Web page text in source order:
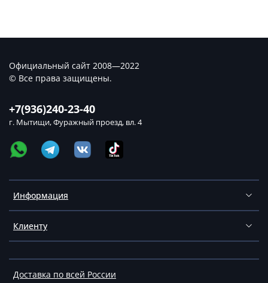
Информация
Клиенту
Доставка по всей России
+7(936)240-23-40
г. Мытищи, Фуражный проезд, вл. 4
Официальный сайт 2008—2022
© Все права защищены.